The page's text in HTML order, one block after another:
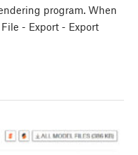
program. When
- Export - Export